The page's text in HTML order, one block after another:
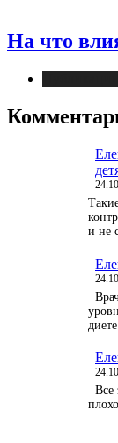
На что
и не
диете.
Все